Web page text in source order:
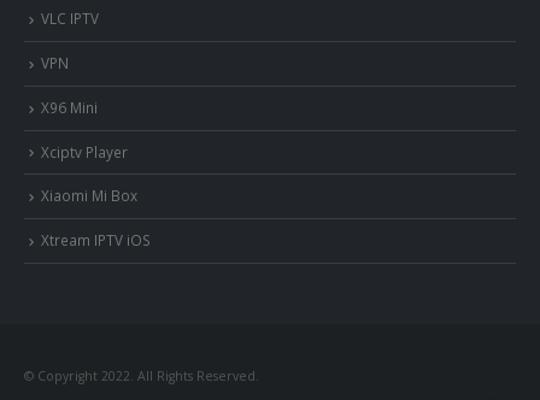
VLC IPTV
VPN
X96 Mini
Xciptv Player
Xiaomi Mi Box
Xtream IPTV iOS
© Copyright 2022. All Rights Reserved.